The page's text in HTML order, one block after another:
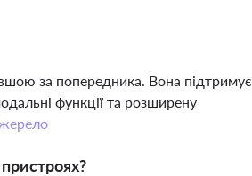
за попередника. Вона підтримує
функції та розширену